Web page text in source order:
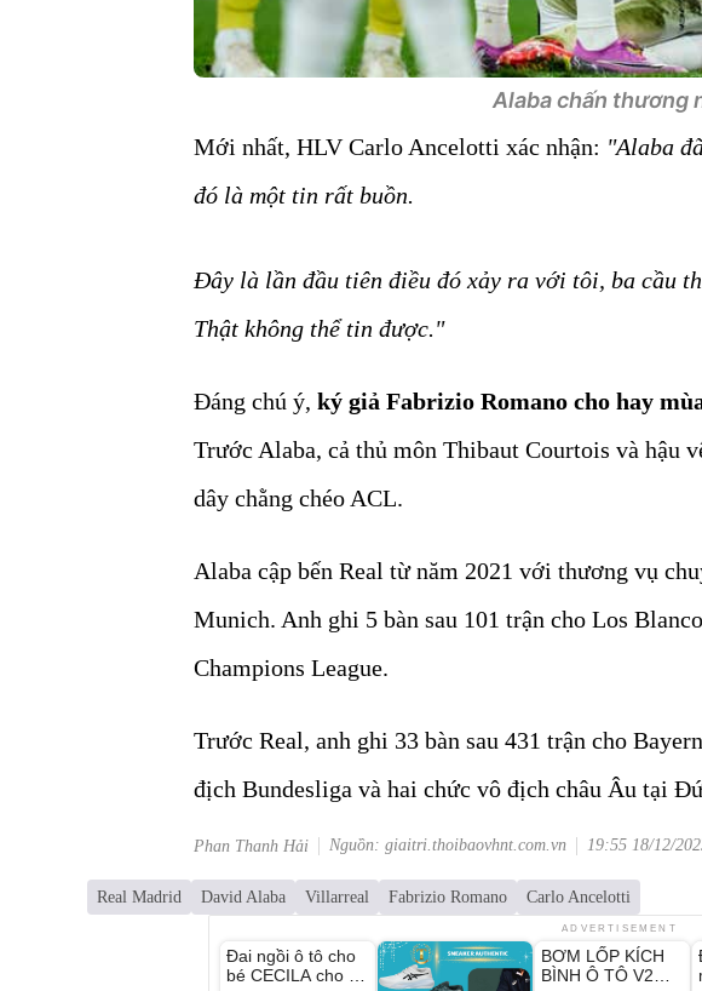
Alaba chấn thương
Mới nhất, HLV Carlo Ancelotti xác nhận: "Alaba
đó là một tin rất buồn.
Đây là lần đầu tiên điều đó xảy ra với tôi, ba cầu
Thật không thể tin được."
Đáng chú ý, ký giả Fabrizio Romano cho hay
Trước Alaba, cả thủ môn Thibaut Courtois và hậu
dây chằng chéo ACL.
Alaba cập bến Real từ năm 2021 với thương vụ
Munich. Anh ghi 5 bàn sau 101 trận cho Los
Champions League.
Trước Real, anh ghi 33 bàn sau 431 trận cho
địch Bundesliga và hai chức vô địch châu Âu tại
Phan Thanh Hải Nguồn: giaitri.thoibaovhnt.com.vn 19:55 18/12/
Real Madrid David Alaba Villarreal Fabrizio Romano Carlo Ancelotti
ADVERTISEMENT
Đai ngồi ô tô cho
bé CECILA cho bé
-37%
Unmute
BƠM LỐP KÍCH
BÌNH Ô TÔ V2